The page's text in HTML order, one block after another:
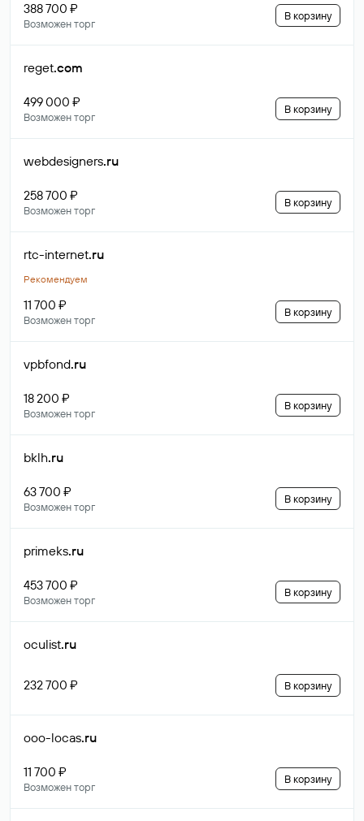
388 700 ₽
Возможен торг
В корзину
reget.com
499 000 ₽
Возможен торг
В корзину
webdesigners.ru
258 700 ₽
Возможен торг
В корзину
rtc-internet.ru
Рекомендуем
11 700 ₽
Возможен торг
В корзину
vpbfond.ru
18 200 ₽
Возможен торг
В корзину
bklh.ru
63 700 ₽
Возможен торг
В корзину
primeks.ru
453 700 ₽
Возможен торг
В корзину
oculist.ru
232 700 ₽ В корзину
ooo-locas.ru
11 700 ₽
Возможен торг
В корзину